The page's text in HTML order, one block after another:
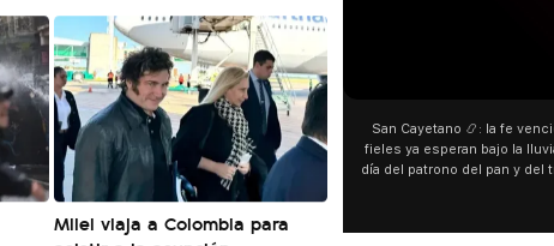
Milei viaja a Colombia para
San Cayetano 📿: la fe
fieles ya esperan bajo la
día del patrono del pan y del
y pedir. 🎙️